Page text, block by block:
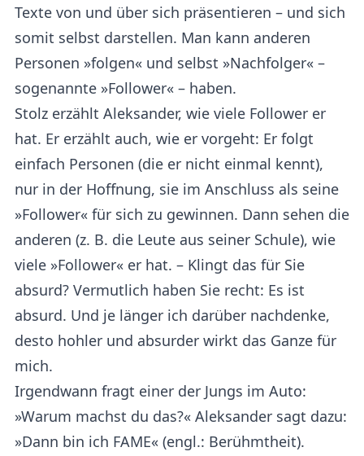
Texte von und über sich präsentieren – und sich
somit selbst darstellen. Man kann anderen
Personen »folgen« und selbst »Nachfolger« –
sogenannte »Follower« – haben.
Stolz erzählt Aleksander, wie viele Follower er
hat. Er erzählt auch, wie er vorgeht: Er folgt
einfach Personen (die er nicht einmal kennt),
nur in der Hoffnung, sie im Anschluss als seine
»Follower« für sich zu gewinnen. Dann sehen die
anderen (z. B. die Leute aus seiner Schule), wie
viele »Follower« er hat. – Klingt das für Sie
absurd? Vermutlich haben Sie recht: Es ist
absurd. Und je länger ich darüber nachdenke,
desto hohler und absurder wirkt das Ganze für
mich.
Irgendwann fragt einer der Jungs im Auto:
»Warum machst du das?« Aleksander sagt dazu:
»Dann bin ich FAME« (engl.: Berühmtheit).